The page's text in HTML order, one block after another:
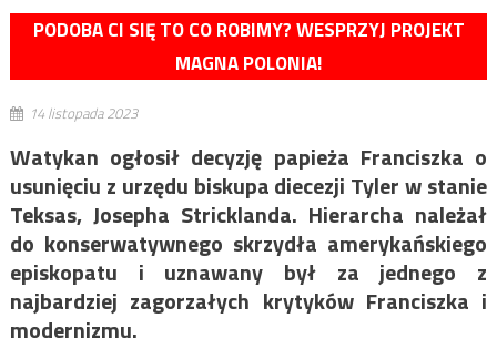
PODOBA CI SIĘ TO CO ROBIMY? WESPRZYJ PROJEKT
MAGNA POLONIA!
14 listopada 2023
Watykan ogłosił decyzję papieża Franciszka o
usunięciu z urzędu biskupa diecezji Tyler w stanie
Teksas, Josepha Stricklanda. Hierarcha należał
do konserwatywnego skrzydła amerykańskiego
episkopatu i uznawany był za jednego z
najbardziej zagorzałych krytyków Franciszka i
modernizmu.